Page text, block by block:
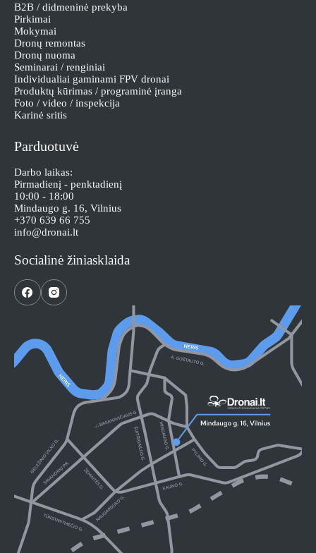
B2B / didmeninė prekyba
Pirkimai
Mokymai
Dronų remontas
Dronų nuoma
Seminarai / renginiai
Individualiai gaminami FPV dronai
Produktų kūrimas / programinė įranga
Foto / video / inspekcija
Karinė sritis
Parduotuvė
Darbo laikas:
Pirmadienį - penktadienį
10:00 - 18:00
Mindaugo g. 16, Vilnius
+370 639 66 755
info@dronai.lt
Socialinė žiniasklaida